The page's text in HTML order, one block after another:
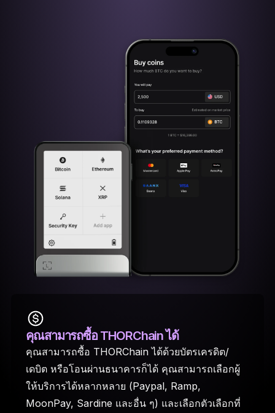
คุณสามารถซื้อ THORChain ได้
คุณสามารถซื้อ THORChain ได้ด้วยบัตรเครดิต/
เดบิต หรือโอนผ่านธนาคารก็ได้ คุณสามารถเลือกผู้
ให้บริการได้หลากหลาย (Paypal, Ramp,
MoonPay, Sardine และอื่น ๆ) และเลือกตัวเลือกที่